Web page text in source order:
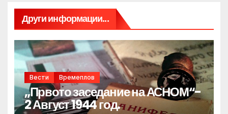
Други информации...
Вести Времеплов
„Првото заседание на АСНОМ“-
2 Август 1944 год.